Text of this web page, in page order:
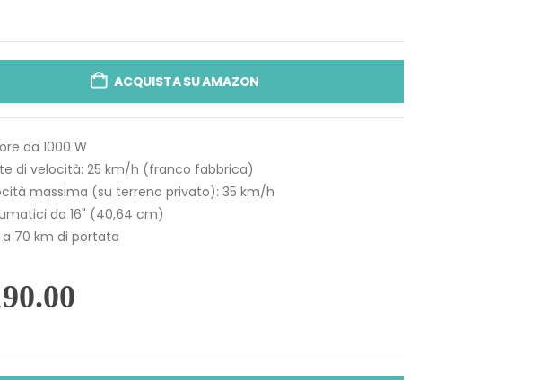
ACQUISTA SU AMAZON
da 1000 W
di velocità: 25 km/h (franco fabbrica)
massima (su terreno privato): 35 km/h
da 16" (40,64 cm)
70 km di portata